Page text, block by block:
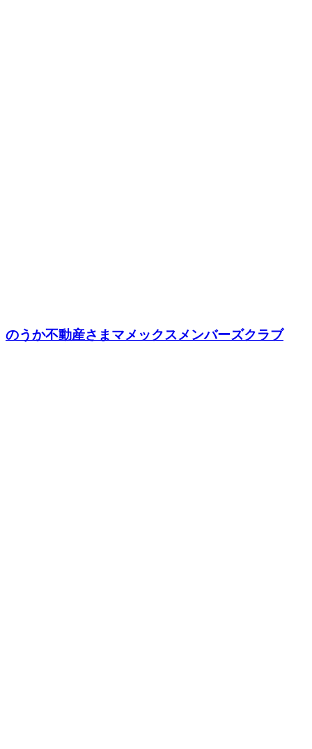
のうか不動産さまマメックスメンバーズクラブ